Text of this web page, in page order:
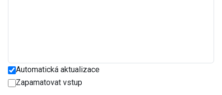
Automatická aktualizace
Zapamatovat vstup